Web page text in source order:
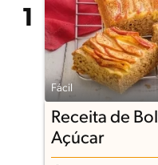
Fácil
Receita de
Açúcar